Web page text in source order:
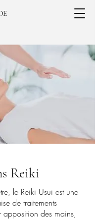
Reiki
le Reiki Usui est une
de traitements
apposition des mains,